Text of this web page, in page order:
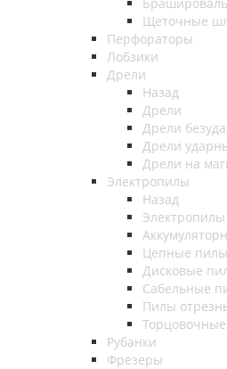
Щеточные
Перфораторы
Лобзики
Дрели
Назад
Дрели
Дрели
Дрели
Дрели на
Электропилы
Назад
Электропилы
Цепные пилы
Дисковые
Сабельные
Пилы
Рубанки
Фрезеры